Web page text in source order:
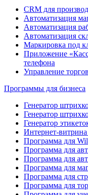
CRM для
Автоматизация
Автоматизация
Автоматизация
Маркировка под
Приложение
телефона
Управление
Программы для бизнеса
Генератор
Генератор
Генератор
Интернет-
Программа для
Программа для
Программа для
Программа для
Программа для
Программа для